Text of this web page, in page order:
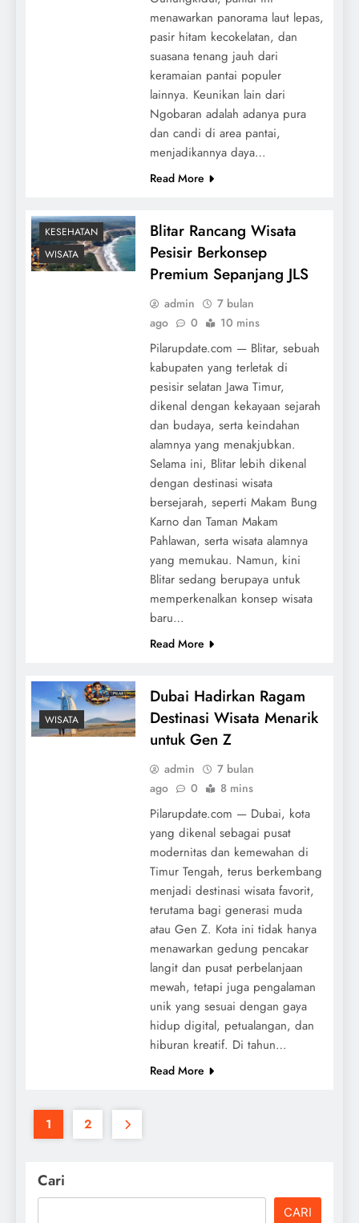
menawarkan panorama laut lepas,
pasir hitam kecokelatan, dan
suasana tenang jauh dari
keramaian pantai populer
lainnya. Keunikan lain dari
Ngobaran adalah adanya pura
dan candi di area pantai,
menjadikannya daya…
Read More
KESEHATAN
WISATA
Blitar Rancang Wisata
Pesisir Berkonsep
Premium Sepanjang JLS
admin
7 bulan
ago
0 10 mins
Pilarupdate.com — Blitar, sebuah
kabupaten yang terletak di
pesisir selatan Jawa Timur,
dikenal dengan kekayaan sejarah
dan budaya, serta keindahan
alamnya yang menakjubkan.
Selama ini, Blitar lebih dikenal
dengan destinasi wisata
bersejarah, seperti Makam Bung
Karno dan Taman Makam
Pahlawan, serta wisata alamnya
yang memukau. Namun, kini
Blitar sedang berupaya untuk
memperkenalkan konsep wisata
baru…
Read More
WISATA
Dubai Hadirkan Ragam
Destinasi Wisata Menarik
untuk Gen Z
admin
7 bulan
ago
0 8 mins
Pilarupdate.com — Dubai, kota
yang dikenal sebagai pusat
modernitas dan kemewahan di
Timur Tengah, terus berkembang
menjadi destinasi wisata favorit,
terutama bagi generasi muda
atau Gen Z. Kota ini tidak hanya
menawarkan gedung pencakar
langit dan pusat perbelanjaan
mewah, tetapi juga pengalaman
unik yang sesuai dengan gaya
hidup digital, petualangan, dan
hiburan kreatif. Di tahun…
Read More
1 2
Cari
CARI